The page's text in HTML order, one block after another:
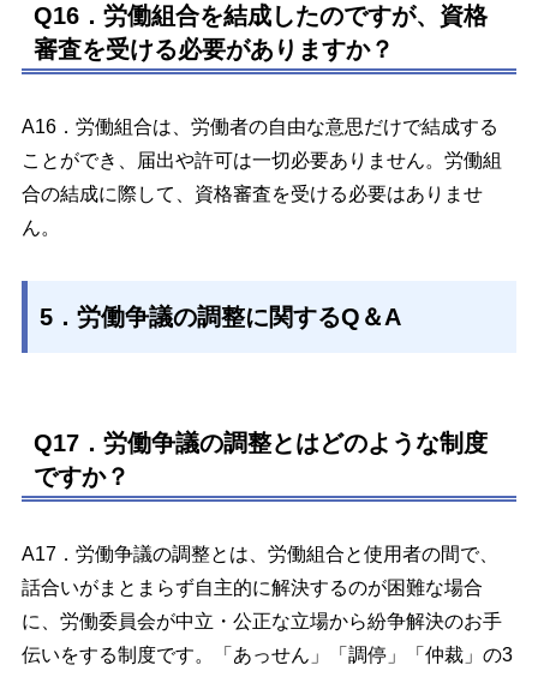
Q16．労働組合を結成したのですが、資格
審査を受ける必要がありますか？
A16．労働組合は、労働者の自由な意思だけで結成する
ことができ、届出や許可は一切必要ありません。労働組
合の結成に際して、資格審査を受ける必要はありませ
ん。
5．労働争議の調整に関するQ＆A
Q17．労働争議の調整とはどのような制度
ですか？
A17．労働争議の調整とは、労働組合と使用者の間で、
話合いがまとまらず自主的に解決するのが困難な場合
に、労働委員会が中立・公正な立場から紛争解決のお手
伝いをする制度です。「あっせん」「調停」「仲裁」の3